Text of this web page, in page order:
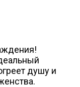
душу и